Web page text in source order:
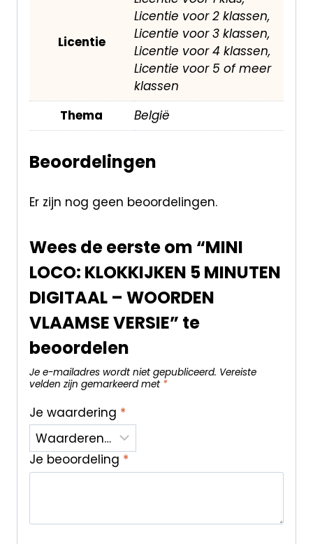
Licentie
Licentie voor 2 klassen,
Licentie voor 3 klassen,
Licentie voor 4 klassen,
Licentie voor 5 of meer
klassen
Thema
België
Beoordelingen
Er zijn nog geen beoordelingen.
Wees de eerste om “MINI
LOCO: KLOKKIJKEN 5 MINUTEN
DIGITAAL – WOORDEN
VLAAMSE VERSIE” te
beoordelen
Je e-mailadres wordt niet gepubliceerd. Vereiste
velden zijn gemarkeerd met *
Je waardering *
Je beoordeling *